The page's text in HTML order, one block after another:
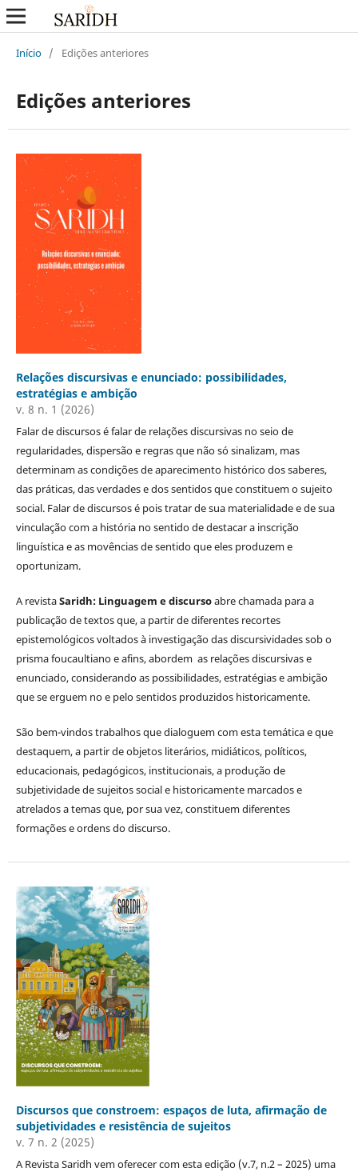
Início / Edições anteriores
Edições anteriores
Relações discursivas e enunciado: possibilidades,
estratégias e ambição
v. 8 n. 1 (2026)
Falar de discursos é falar de relações discursivas no seio de
regularidades, dispersão e regras que não só sinalizam, mas
determinam as condições de aparecimento histórico dos saberes,
das práticas, das verdades e dos sentidos que constituem o sujeito
social. Falar de discursos é pois tratar de sua materialidade e de sua
vinculação com a história no sentido de destacar a inscrição
linguística e as movências de sentido que eles produzem e
oportunizam.
A revistaSaridh: Linguagem e discursoabre chamada para a
publicação de textos que, a partir de diferentes recortes
epistemológicos voltados à investigação das discursividades sob o
prisma foucaultiano e afins, abordem as relações discursivas e
enunciado, considerando as possibilidades, estratégias e ambição
que se erguem no e pelo sentidos produzidos historicamente.
São bem-vindos trabalhos que dialoguem com esta temática e que
destaquem, a partir de objetos literários, midiáticos, políticos,
educacionais, pedagógicos, institucionais, a produção de
subjetividade de sujeitos social e historicamente marcados e
atrelados a temas que, por sua vez, constituem diferentes
formações e ordens do discurso.
Discursos que constroem: espaços de luta, afirmação de
subjetividades e resistência de sujeitos
v. 7 n. 2 (2025)
A Revista Saridh vem oferecer com esta edição (v.7, n.2 – 2025) uma